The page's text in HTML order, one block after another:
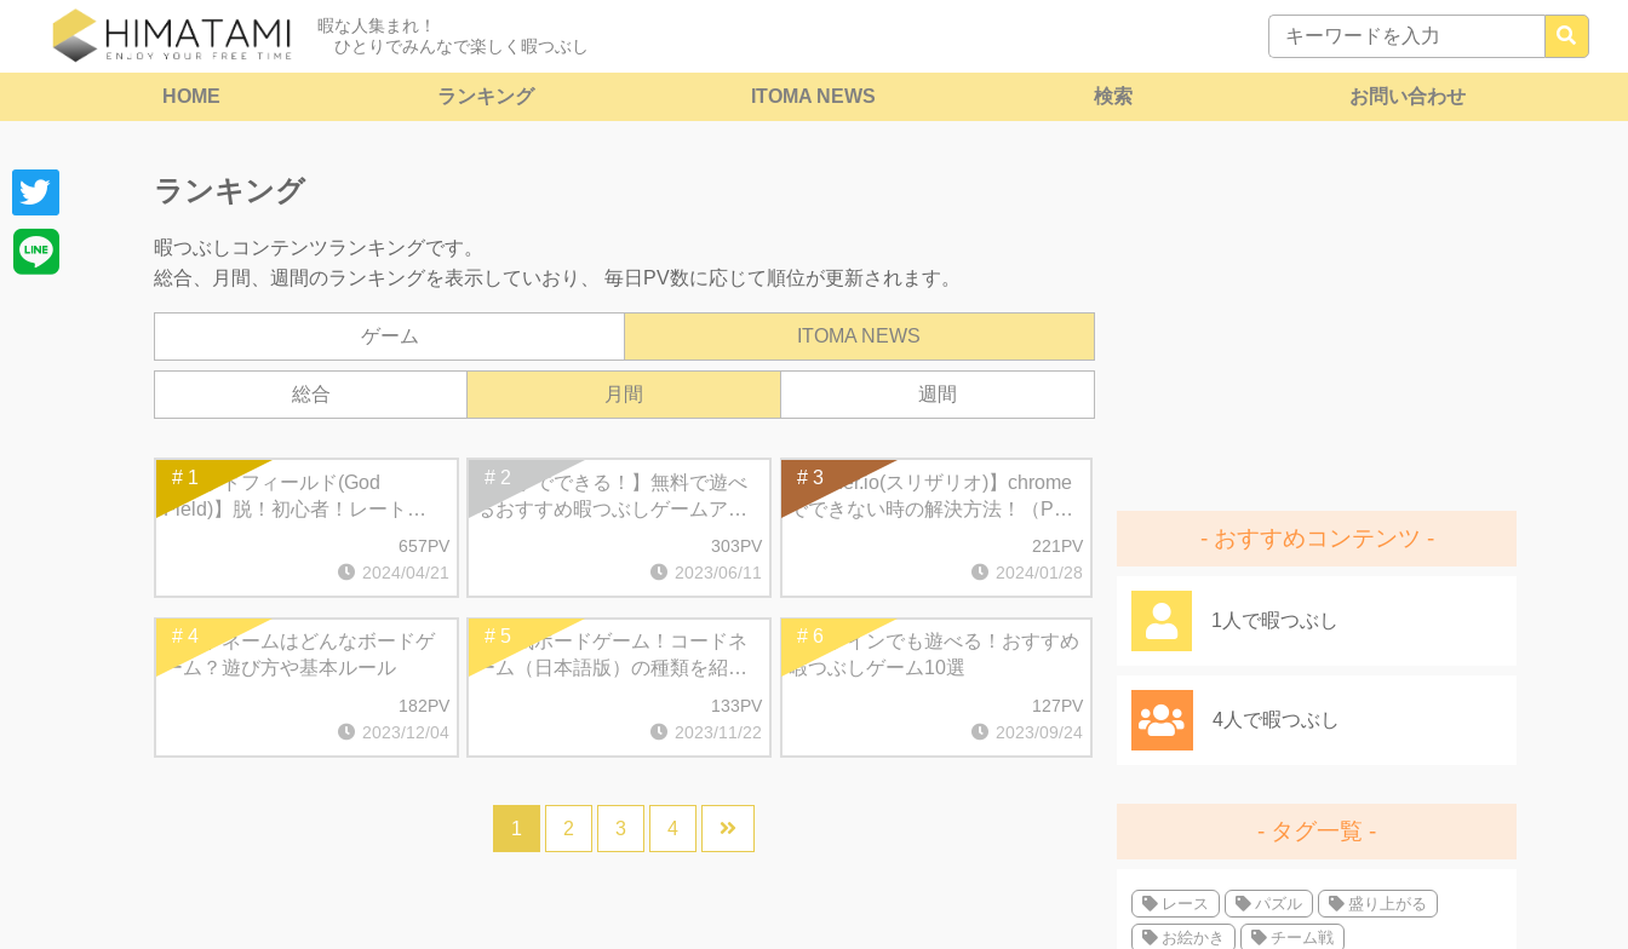
暇な人集まれ！
ひとりでみんなで楽しく暇つぶし
HOME ランキング ITOMA NEWS 検索 お問い合わせ
ランキング
暇つぶしコンテンツランキングです。
総合、月間、週間のランキングを表示していおり、 毎日PV数に応じて順位が更新されます。
ゲーム ITOMA NEWS
総合 月間 週間
【ゴッドフィールド(God
Field)】脱！初心者！レート
2000を超えるための攻略知識3
657PV
2024/04/21
# 1
【片手でできる！】無料で遊べ
るおすすめ暇つぶしゲームアプ
303PV
2023/06/11
# 2
【slither.io(スリザリオ)】chrome
でできない時の解決方法！（PC
221PV
2024/01/28
# 3
コードネームはどんなボードゲ
ーム？遊び方や基本ルール
182PV
2023/12/04
# 4
大人気ボードゲーム！コードネ
ーム（日本語版）の種類を紹
133PV
2023/11/22
# 5
オフラインでも遊べる！おすすめ
暇つぶしゲーム10選
127PV
2023/09/24
# 6
1 2 3 4
おすすめコンテンツ
1人で暇つぶし
4人で暇つぶし
タグ一覧
レース パズル
盛り上がる
お絵かき
チーム戦